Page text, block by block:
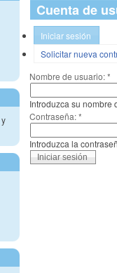
y
Cuenta de
Iniciar sesión
Solicitar nueva
Nombre de usuario:*
Introduzca su
Contraseña:*
Introduzca la